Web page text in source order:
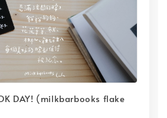
DAY! (milkbarbooks flake